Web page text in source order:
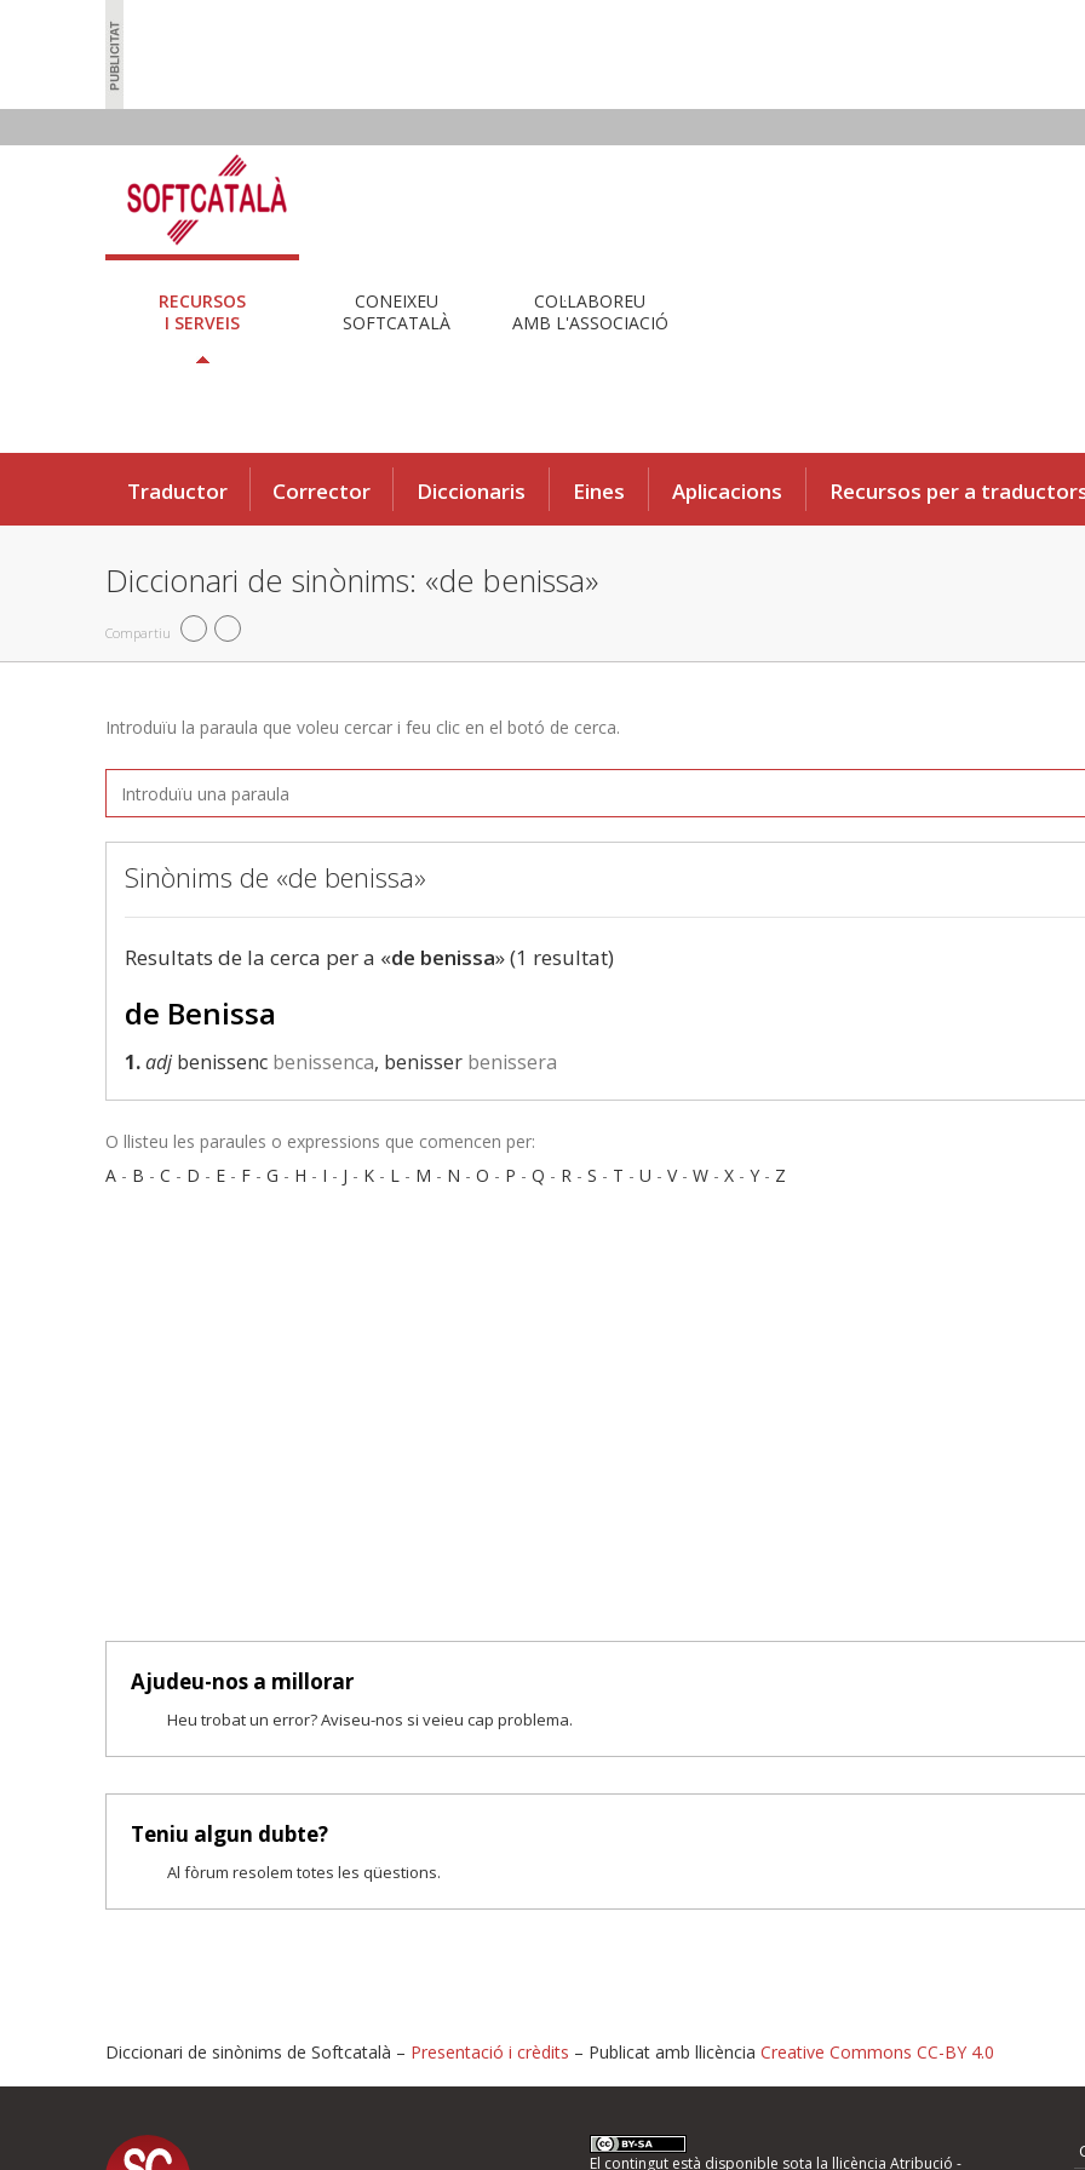
RECURSOS
I SERVEIS
CONEIXEU
SOFTCATALÀ
COL·LABOREU
AMB L'ASSOCIACIÓ
Traductor Corrector Diccionaris Eines Aplicacions Recursos per a
Diccionari de sinònims: «de benissa»
Compartiu
Introduïu la paraula que voleu cercar i feu clic en el botó de cerca.
Sinònims de «de benissa»
Resultats de la cerca per a «de benissa» (1 resultat)
de Benissa
1.adjbenissenc benissenca, benisser benissera
O llisteu les paraules o expressions que comencen per:
A - B - C - D - E - F - G - H - I - J - K - L - M - N - O - P - Q - R - S - T - U - V- W - X - Y - Z
Ajudeu-nos a millorar
Heu trobat un error? Aviseu-nos si veieu cap problema.
Teniu algun dubte?
Al fòrum resolem totes les qüestions.
Proposeu-nos millores o informeu d'errors
Diccionari de sinònims de Softcatalà – Presentació i crèdits – Publicat amb llicència Creative Commons CC-BY 4.0
El contingut està disponible sota la llicència Atribució -